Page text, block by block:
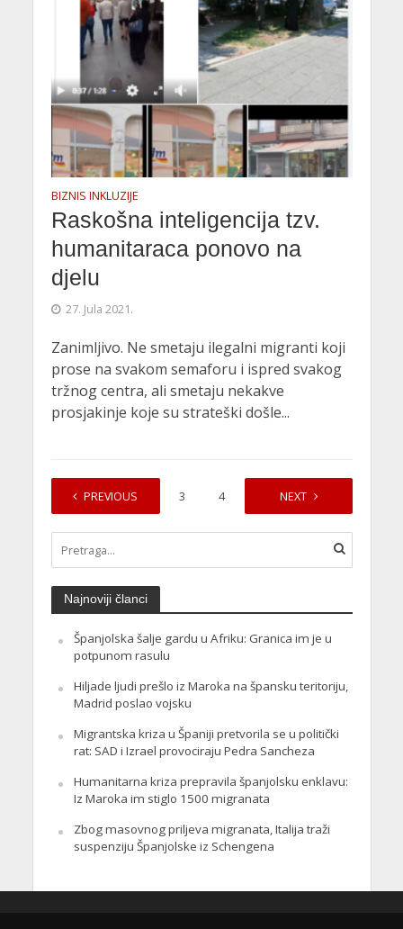
BIZNIS INKLUZIJE
Raskošna inteligencija tzv.
humanitaraca ponovo na
djelu
27. Jula 2021.
Zanimljivo. Ne smetaju ilegalni migranti koji
prose na svakom semaforu i ispred svakog
tržnog centra, ali smetaju nekakve
prosjakinje koje su strateški došle...
PREVIOUS
1 3 4 7
NEXT
Najnoviji članci
Španjolska šalje gardu u Afriku: Granica im je u
potpunom rasulu
Hiljade ljudi prešlo iz Maroka na špansku teritoriju,
Madrid poslao vojsku
Migrantska kriza u Španiji pretvorila se u politički
rat: SAD i Izrael provociraju Pedra Sancheza
Humanitarna kriza prepravila španjolsku enklavu:
Iz Maroka im stiglo 1500 migranata
Zbog masovnog priljeva migranata, Italija traži
suspenziju Španjolske iz Schengena